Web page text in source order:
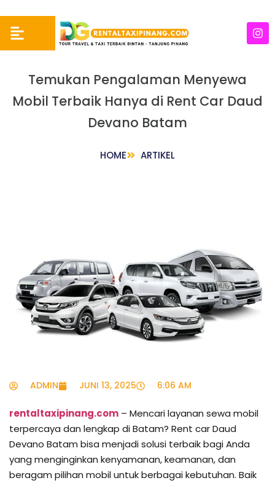
Temukan Pengalaman Menyewa
Mobil Terbaik Hanya di Rent Car Daud
Devano Batam
HOME ARTIKEL
ADMIN JUNI 13, 2025 6:06 AM
rentaltaxipinang.com – Mencari layanan sewa mobil
terpercaya dan lengkap di Batam? Rent car Daud
Devano Batam bisa menjadi solusi terbaik bagi Anda
yang menginginkan kenyamanan, keamanan, dan
beragam pilihan mobil untuk berbagai kebutuhan. Baik